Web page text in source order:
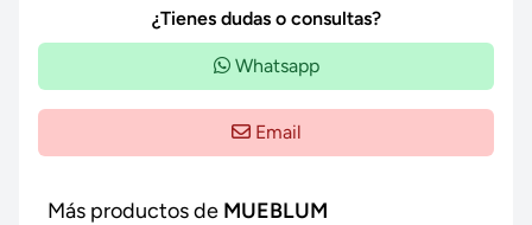
¿Tienes dudas o consultas?
Whatsapp
Email
Más productos de MUEBLUM